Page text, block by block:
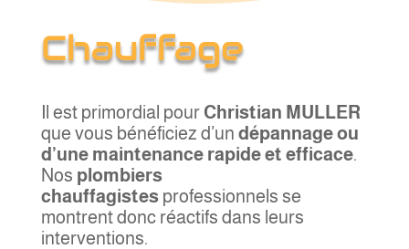
Chauffage
Il est primordial pourChristian MULLER
que vous bénéficiez d’un dépannage ou
d’une maintenance rapide et efficace.
Nos plombiers
chauffagistesprofessionnels se
montrent donc réactifs dans leurs
interventions.